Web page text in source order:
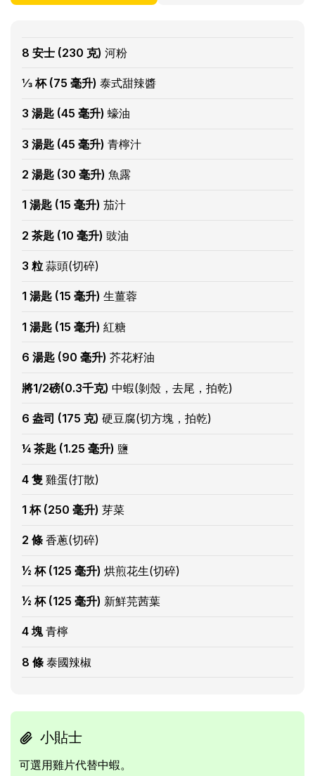
8 安士 (230 克) 河粉
⅓ 杯 (75 毫升) 泰式甜辣醬
3 湯匙 (45 毫升) 蠔油
3 湯匙 (45 毫升) 青檸汁
2 湯匙 (30 毫升) 魚露
1 湯匙 (15 毫升) 茄汁
2 茶匙 (10 毫升) 豉油
3 粒 蒜頭(切碎)
1 湯匙 (15 毫升) 生薑蓉
1 湯匙 (15 毫升) 紅糖
6 湯匙 (90 毫升) 芥花籽油
將1/2磅(0.3千克) 中蝦(剝殼，去尾，拍乾)
6 盎司 (175 克) 硬豆腐(切方塊，拍乾)
¼ 茶匙 (1.25 毫升) 鹽
4 隻 雞蛋(打散)
1 杯 (250 毫升) 芽菜
2 條 香蔥(切碎)
½ 杯 (125 毫升) 烘煎花生(切碎)
½ 杯 (125 毫升) 新鮮芫茜葉
4 塊青檸
8 條 泰國辣椒
小貼士
可選用雞片代替中蝦。